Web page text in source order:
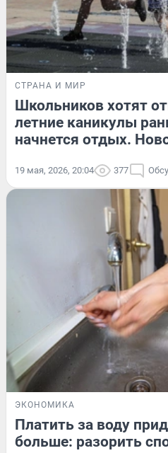
СТРАНА И МИР
Школьников хотят
летние каникулы
начнется отдых.
19 мая, 2026, 20:04 377
ЭКОНОМИКА
Платить за воду
больше: разорить